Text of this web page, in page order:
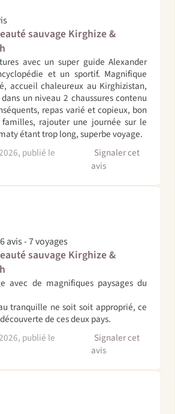
sauvage Kirghize &
avec un super guide Alexander
et un sportif. Magnifique
accueil chaleureux au Kirghizistan,
un niveau 2 chaussures contenu
repas varié et copieux, bon
rajouter une journée sur le
étant trop long, superbe voyage.
publié le
Signaler cet
avis
avis - 7 voyages
sauvage Kirghize &
avec de magnifiques paysages du
tranquille ne soit soit approprié, ce
de ces deux pays.
publié le
Signaler cet
avis